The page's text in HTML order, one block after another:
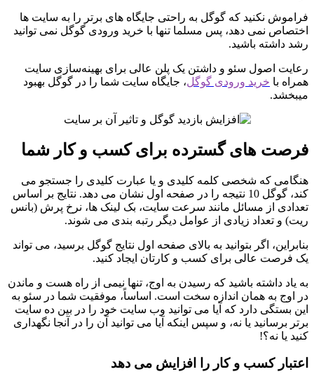
فراموش نکنید که گوگل به راحتی جایگاه های برتر را به سایت ها
اختصاص نمی دهد، پس مسلما تنها با خرید ورودی گوگل نمی توانید
رشد داشته باشید.
رعایت اصول سئو و داشتن یک پلن عالی برای بهینه‌سازی سایت
همراه با خرید ورودی گوگل، جایگاه سایت شما را در گوگل بهبود
میبخشد.
فرصت های گسترده برای کسب و کار شما
هنگامی که شخصی کلمه کلیدی و یا عبارت کلیدی را جستجو می
کند، گوگل 10 نتیجه را در صفحه اول نشان می دهد. نتایج بر اساس
تعدادی از مسائل مانند سرعت سایت، بک لینک ها، نرخ پرش (بانس
ریت) و تعداد زیادی از عوامل دیگر رتبه بندی می شوند.
بنابراین، اگر بتوانید به بالای صفحه اول نتایج گوگل برسید، می تواند
یک فرصت عالی برای کسب و کارتان ایجاد کنید.
به یاد داشته باشید که رسیدن به اوج، تنها نیمی از راه هست و ماندن
در اوج به همان اندازه سخت است. اساساً، موفقیت شما در سئو به
این بستگی دارد که آیا می توانید وب سایت خود را در بین ده سایت
برتر برسانید یا نه، و سپس اینکه آیا می توانید آن را در آنجا نگهداری
کنید یا نه؟!
اعتبار کسب و کار را افزایش می دهد